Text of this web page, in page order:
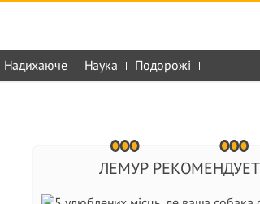
Надихаюче Наука Подорожі
ЛЕМУР РЕКОМЕНДУЕТ